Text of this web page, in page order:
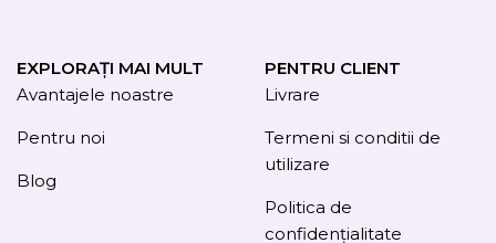
EXPLORAȚI MAI MULT
Avantajele noastre
Pentru noi
Blog
PENTRU CLIENT
Livrare
Termeni si conditii de
utilizare
Politica de
confidențialitate